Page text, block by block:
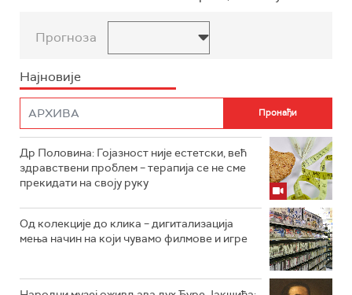
Прогноза
Најновије
Др Половина: Гојазност није естетски, већ
здравствени проблем – терапија се не сме
прекидати на своју руку
Од колекције до клика – дигитализација
мења начин на који чувамо филмове и игре